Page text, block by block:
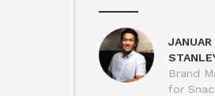
JANUAR
Brand
for